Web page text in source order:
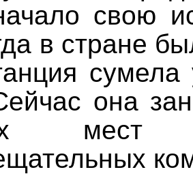
свою
в стране
сумела
она